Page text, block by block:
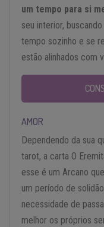
um tempo para si
seu interior,
tempo sozinho e se
estão alinhados com
AMOR
Dependendo da sua
tarot, a carta O
esse é um Arcano
um período de
necessidade de
melhor os próprios